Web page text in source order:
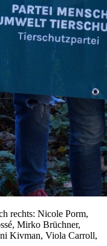
rechts: Nicole Porm,
Mirko Brüchner,
Kivman, Viola Carroll,